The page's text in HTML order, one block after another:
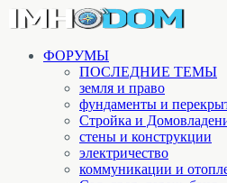
ФОРУМЫ
ПОСЛЕДНИЕ ТЕМЫ
земля и право
фундаменты и
Стройка и
стены и конструкции
электричество
коммуникации и